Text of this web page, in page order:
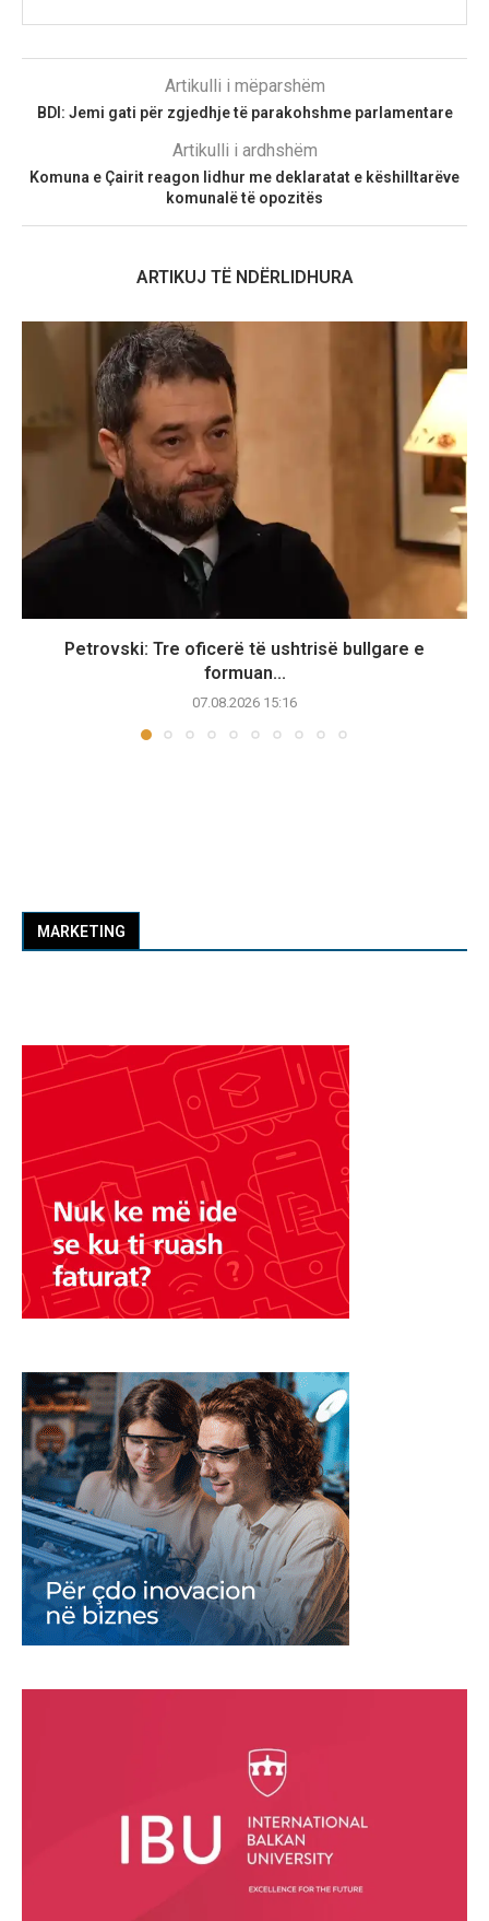
Artikulli i mëparshëm
BDI: Jemi gati për zgjedhje të parakohshme parlamentare
Artikulli i ardhshëm
Komuna e Çairit reagon lidhur me deklaratat e këshilltarëve
komunalë të opozitës
ARTIKUJ TË NDËRLIDHURA
Petrovski: Tre oficerë të ushtrisë bullgare e
formuan...
07.08.2026 15:16
MARKETING